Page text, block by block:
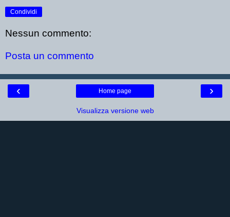
Condividi
Nessun commento:
Posta un commento
‹ ›
Home page
Visualizza versione web